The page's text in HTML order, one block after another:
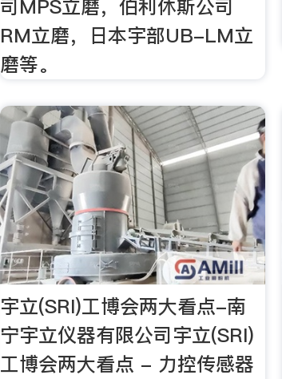
司MPS立磨，伯利休斯公司
RM立磨，日本宇部UB-LM立
磨等。
宇立(SRI)工博会两大看点-南
宁宇立仪器有限公司宇立(SRI)
工博会两大看点 - 力控传感器